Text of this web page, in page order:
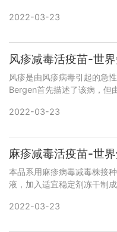
制剂主要用于部队、港口
2022-03-23
风疹减毒活疫苗-世
风疹是由风疹病毒引起的急
Bergen首先描述了该病，但
2022-03-23
麻疹减毒活疫苗-世
本品系用麻疹病毒减毒株接
液，加入适宜稳定剂冻干制
蔗糖 接种对象-预防用生物制
2022-03-23